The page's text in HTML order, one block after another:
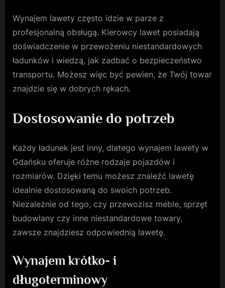
Wynajem lawety często idzie w parze z
profesjonalną obsługą. Kierowcy lawet posiadają
doświadczenie w przewożeniu niestandardowych
ładunków i wiedzą, jak zadbać o bezpieczeństwo
transportu. Możesz więc być pewien, że Twój towar
znajdzie się w dobrych rękach.
Dostosowanie do potrzeb
Każdy ładunek jest inny, dlatego wynajem lawety w
Gdańsku oferuje różne rodzaje pojazdów i
rozmiarów. Dzięki temu możesz znaleźć lawetę
idealnie dostosowaną do swoich potrzeb.
Niezależnie od tego, czy przewozisz meble, sprzęt
budowlany czy inne niestandardowe towary,
zawsze znajdziesz odpowiednią lawetę.
Wynajem krótko- i
długoterminowy